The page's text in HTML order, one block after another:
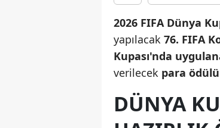
2026 FIFA Dünya
yapılacak 76. FIFA
Kupası'nda
verilecek para
DÜNYA